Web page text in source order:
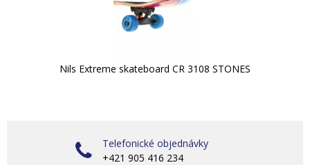
Nils Extreme skateboard CR 3108 STONES
Telefonické objednávky
+421 905 416 234